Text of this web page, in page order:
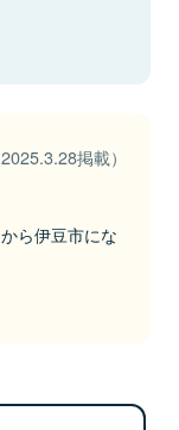
2025.3.28掲載）
ら伊豆市にな